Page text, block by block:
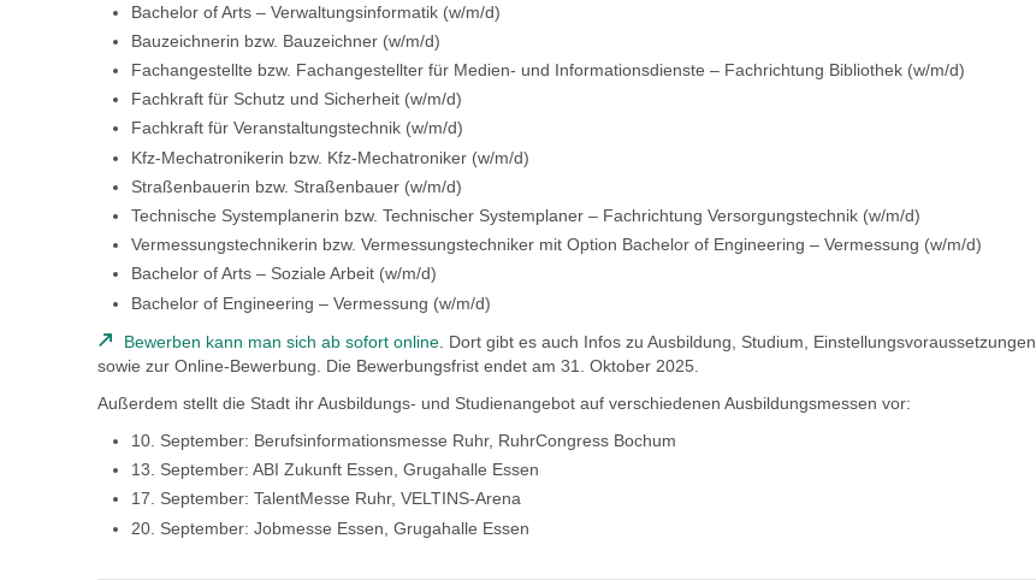
Bachelor of Arts – Verwaltungsinformatik (w/m/d)
Bauzeichnerin bzw. Bauzeichner (w/m/d)
Fachangestellte bzw. Fachangestellter für Medien- und Informationsdienste – Fachrichtung Bibliothek (w/m/d)
Fachkraft für Schutz und Sicherheit (w/m/d)
Fachkraft für Veranstaltungstechnik (w/m/d)
Kfz-Mechatronikerin bzw. Kfz-Mechatroniker (w/m/d)
Straßenbauerin bzw. Straßenbauer (w/m/d)
Technische Systemplanerin bzw. Technischer Systemplaner – Fachrichtung Versorgungstechnik (w/m/d)
Vermessungstechnikerin bzw. Vermessungstechniker mit Option Bachelor of Engineering – Vermessung (w/m/d)
Bachelor of Arts – Soziale Arbeit (w/m/d)
Bachelor of Engineering – Vermessung (w/m/d)
Bewerben kann man sich ab sofort online. Dort gibt es auch Infos zu Ausbildung, Studium, Einstellungsvoraussetzungen
sowie zur Online-Bewerbung. Die Bewerbungsfrist endet am 31. Oktober 2025.
Außerdem stellt die Stadt ihr Ausbildungs- und Studienangebot auf verschiedenen Ausbildungsmessen vor:
10. September: Berufsinformationsmesse Ruhr, RuhrCongress Bochum
13. September: ABI Zukunft Essen, Grugahalle Essen
17. September: TalentMesse Ruhr, VELTINS-Arena
20. September: Jobmesse Essen, Grugahalle Essen